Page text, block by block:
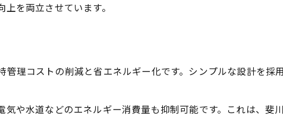
を両立させています。
理コストの削減と省エネルギー化です。シンプルな設計を採
や水道などのエネルギー消費量も抑制可能です。これは、斐